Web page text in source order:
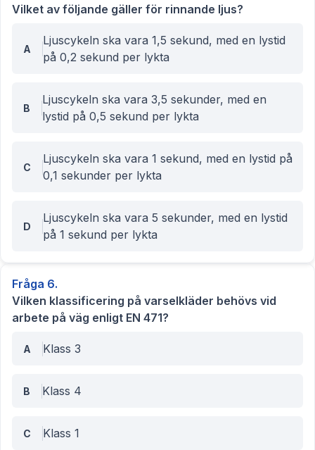
Vilket av följande gäller för rinnande ljus?
A
Ljuscykeln ska vara 1,5 sekund, med en lystid
på 0,2 sekund per lykta
B
Ljuscykeln ska vara 3,5 sekunder, med en
lystid på 0,5 sekund per lykta
C
Ljuscykeln ska vara 1 sekund, med en lystid på
0,1 sekunder per lykta
D
Ljuscykeln ska vara 5 sekunder, med en lystid
på 1 sekund per lykta
Fråga 6.
Vilken klassificering på varselkläder behövs vid
arbete på väg enligt EN 471?
A Klass 3
B Klass 4
C Klass 1